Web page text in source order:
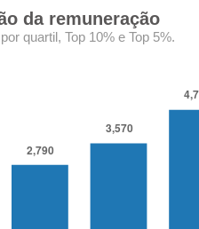
da remuneração
quartil, Top 10% e Top 5%.